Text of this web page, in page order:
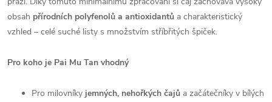
obsah přírodních polyfenolů a antioxidantů a charakteristický
vzhled – celé suché listy s množstvím stříbřitých špiček.
Pro koho je Pai Mu Tan vhodný
Pro milovníky jemných, nehořkých čajů a začátečníky v bílých